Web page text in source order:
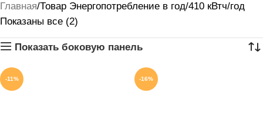
Главная Товар Энергопотребление в год 410 кВтч/год
Показаны все (2)
Показать боковую панель
-11% -16%